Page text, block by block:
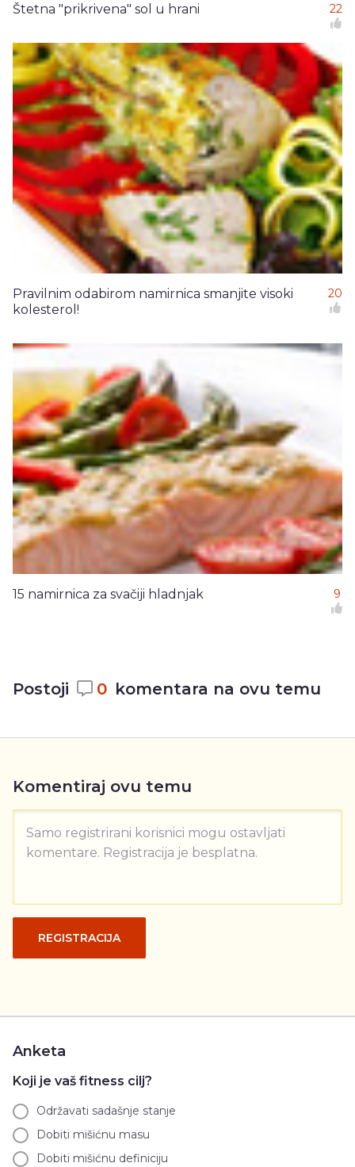
Štetna "prikrivena" sol u hrani 22
Pravilnim odabirom namirnica smanjite visoki
kolesterol!
20
15 namirnica za svačiji hladnjak 9
Postoji 0 komentara na ovu temu
Komentiraj ovu temu
Samo registrirani korisnici mogu ostavljati
komentare. Registracija je besplatna.
REGISTRACIJA
Anketa
Koji je vaš fitness cilj?
Održavati sadašnje stanje
Dobiti mišićnu masu
Dobiti mišićnu definiciju